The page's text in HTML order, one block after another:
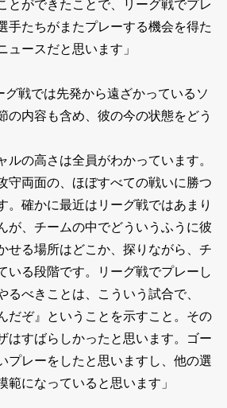
手たちがまたプレーする機会を得た
ュースだと思います」
戦では先発から遠ざかっているソ
の内容も含め、彼の今の状態をどう
ルの高さは全員がわかっています。
守両面の、ほぼすべての戦いに勝つ
。確かに最近はリーグ戦ではあまり
が、チームの中でどういうふうに彼
せる場所はどこか、探りながら、チ
いる段階です。リーグ戦でプレーし
べきことは、こういう試合で、
だぞ』ということを示すこと。その
はすばらしかったと思います。ゴー
プレーをしたと思いますし、他の選
になっていると思います」